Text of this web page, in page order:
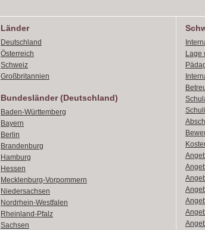
Länder
Deutschland
Österreich
Schweiz
Großbritannien
Bundesländer (Deutschland)
Baden-Württemberg
Bayern
Berlin
Brandenburg
Hamburg
Hessen
Mecklenburg-Vorpommern
Niedersachsen
Nordrhein-Westfalen
Rheinland-Pfalz
Sachsen
Lage